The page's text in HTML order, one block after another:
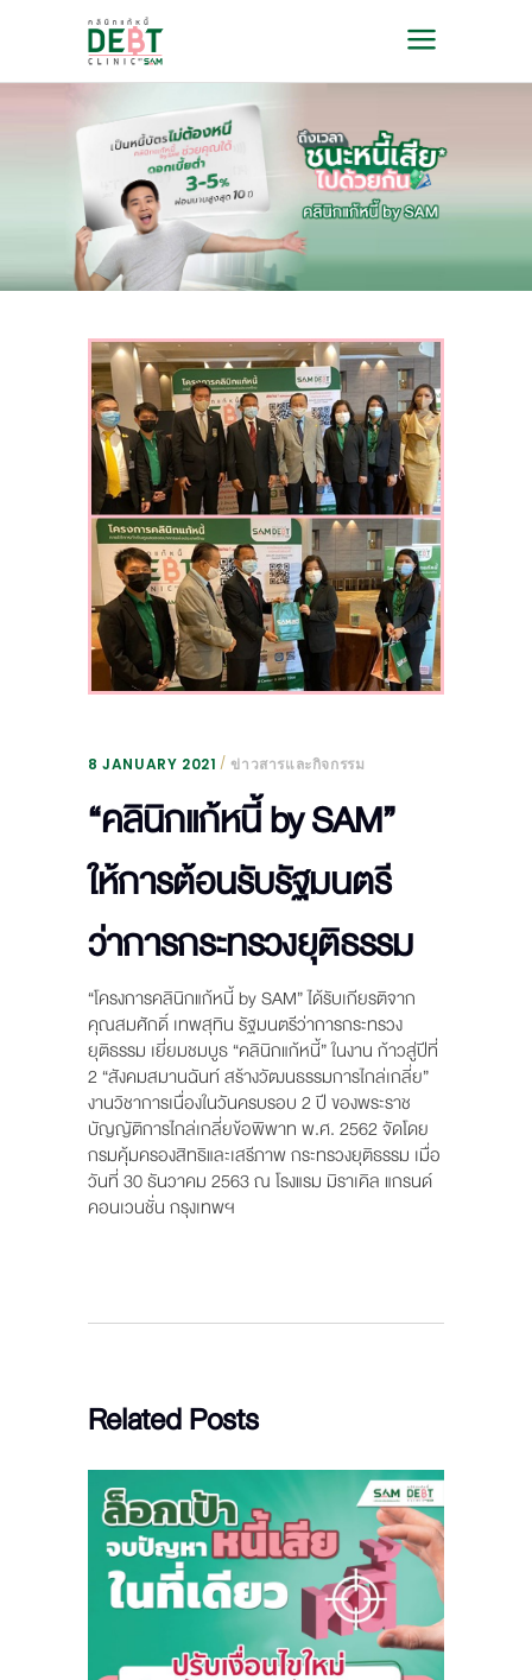
8 JANUARY 2021 ข่าวสารและกิจกรรม
“คลินิกแก้หนี้ by SAM”
ให้การต้อนรับรัฐมนตรี
ว่าการกระทรวงยุติธรรม
“โครงการคลินิกแก้หนี้ by SAM” ได้รับเกียรติจาก
คุณสมศักดิ์ เทพสุทิน รัฐมนตรีว่าการกระทรวง
ยุติธรรม เยี่ยมชมบูธ “คลินิกแก้หนี้” ในงาน ก้าวสู่ปีที่
2 “สังคมสมานฉันท์ สร้างวัฒนธรรมการไกล่เกลี่ย”
งานวิชาการเนื่องในวันครบรอบ 2 ปี ของพระราช
บัญญัติการไกล่เกลี่ยข้อพิพาท พ.ศ. 2562 จัดโดย
กรมคุ้มครองสิทธิและเสรีภาพ กระทรวงยุติธรรม เมื่อ
วันที่ 30 ธันวาคม 2563 ณ โรงแรม มิราเคิล แกรนด์
คอนเวนชั่น กรุงเทพฯ
Related Posts